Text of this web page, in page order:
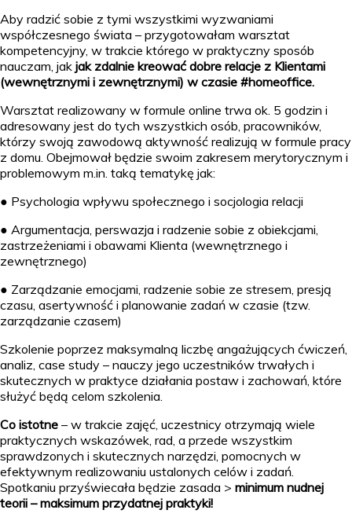
Aby radzić sobie z tymi wszystkimi wyzwaniami
współczesnego świata – przygotowałam warsztat
kompetencyjny, w trakcie którego w praktyczny sposób
nauczam, jak jak zdalnie kreować dobre relacje z Klientami
(wewnętrznymi i zewnętrznymi) w czasie #homeoffice.
Warsztat realizowany w formule online trwa ok. 5 godzin i
adresowany jest do tych wszystkich osób, pracowników,
którzy swoją zawodową aktywność realizują w formule pracy
z domu. Obejmował będzie swoim zakresem merytorycznym i
problemowym m.in. taką tematykę jak:
● Psychologia wpływu społecznego i socjologia relacji
● Argumentacja, perswazja i radzenie sobie z obiekcjami,
zastrzeżeniami i obawami Klienta (wewnętrznego i
zewnętrznego)
● Zarządzanie emocjami, radzenie sobie ze stresem, presją
czasu, asertywność i planowanie zadań w czasie (tzw.
zarządzanie czasem)
Szkolenie poprzez maksymalną liczbę angażujących ćwiczeń,
analiz, case study – nauczy jego uczestników trwałych i
skutecznych w praktyce działania postaw i zachowań, które
służyć będą celom szkolenia.
Co istotne – w trakcie zajęć, uczestnicy otrzymają wiele
praktycznych wskazówek, rad, a przede wszystkim
sprawdzonych i skutecznych narzędzi, pomocnych w
efektywnym realizowaniu ustalonych celów i zadań.
Spotkaniu przyświecała będzie zasada > minimum nudnej
teorii – maksimum przydatnej praktyki!